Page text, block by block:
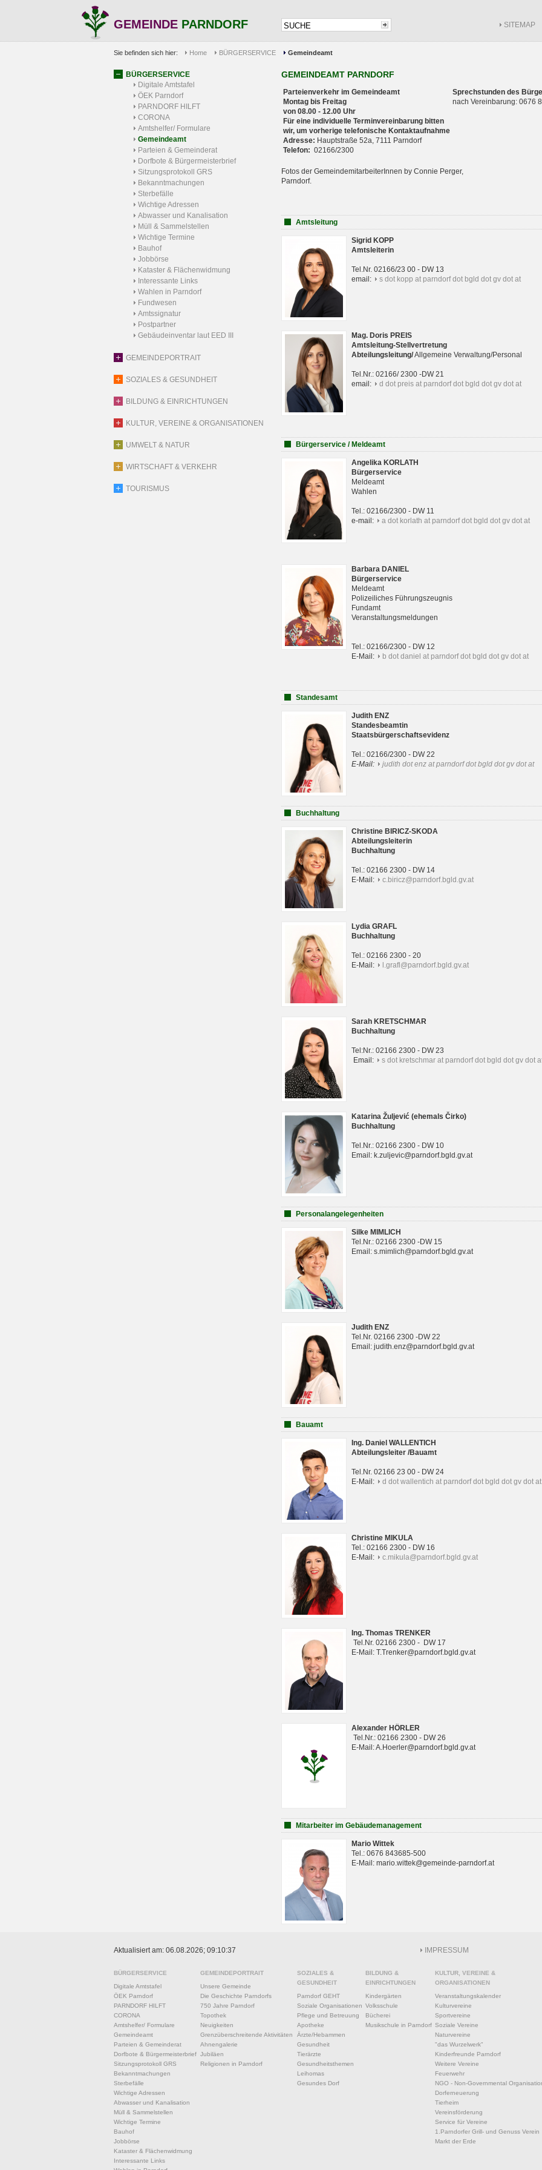
GEMEINDE PARNDORF SITEMAP
Sie befinden sich hier: Home BÜRGERSERVICE Gemeindeamt
BÜRGERSERVICE
Digitale Amtstafel
ÖEK Parndorf
PARNDORF HILFT
CORONA
Amtshelfer/ Formulare
Gemeindeamt
Parteien & Gemeinderat
Dorfbote & Bürgermeisterbrief
Sitzungsprotokoll GRS
Bekanntmachungen
Sterbefälle
Wichtige Adressen
Abwasser und Kanalisation
Müll & Sammelstellen
Wichtige Termine
Bauhof
Jobbörse
Kataster & Flächenwidmung
Interessante Links
Wahlen in Parndorf
Fundwesen
Amtssignatur
Postpartner
Gebäudeinventar laut EED III
GEMEINDEPORTRAIT
SOZIALES & GESUNDHEIT
BILDUNG & EINRICHTUNGEN
KULTUR, VEREINE & ORGANISATIONEN
UMWELT & NATUR
WIRTSCHAFT & VERKEHR
TOURISMUS
GEMEINDEAMT PARNDORF
Parteienverkehr im Gemeindeamt
Montag bis Freitag
von 08.00 - 12.00 Uhr
Für eine individuelle Terminvereinbarung bitten
wir, um vorherige telefonische Kontaktaufnahme
Adresse: Hauptstraße 52a, 7111 Parndorf
Telefon: 02166/2300
Sprechstunden des
nach Vereinbarung: 0676
Fotos der GemeindemitarbeiterInnen by Connie Perger,
Parndorf.
Amtsleitung
Sigrid KOPP
Amtsleiterin
Tel.Nr. 02166/23 00 - DW 13
email:
s dot kopp at parndorf dot bgld dot gv dot at
Mag. Doris PREIS
Amtsleitung-Stellvertretung
Abteilungsleitung/Allgemeine Verwaltung/Personal
Tel.Nr.: 02166/ 2300 -DW 21
email:
d dot preis at parndorf dot bgld dot gv dot at
Bürgerservice / Meldeamt
Angelika KORLATH
Bürgerservice
Meldeamt
Wahlen
Tel.: 02166/2300 - DW 11
e-mail:
a dot korlath at parndorf dot bgld dot gv dot at
Barbara DANIEL
Bürgerservice
Meldeamt
Polizeiliches Führungszeugnis
Fundamt
Veranstaltungsmeldungen
Tel.: 02166/2300 - DW 12
E-Mail:
b dot daniel at parndorf dot bgld dot gv dot at
Standesamt
Judith ENZ
Standesbeamtin
Staatsbürgerschaftsevidenz
Tel.: 02166/2300 - DW 22
E-Mail:
judith dot enz at parndorf dot bgld dot gv dot at
Buchhaltung
Christine BIRICZ-SKODA
Abteilungsleiterin
Buchhaltung
Tel.: 02166 2300 - DW 14
E-Mail:
c.biricz@parndorf.bgld.gv.at
Lydia GRAFL
Buchhaltung
Tel.: 02166 2300 - 20
E-Mail:
l.grafl@parndorf.bgld.gv.at
Sarah KRETSCHMAR
Buchhaltung
Tel:Nr.: 02166 2300 - DW 23
Email:
s dot kretschmar at parndorf dot bgld dot gv dot
Katarina Žuljević (ehemals Čirko)
Buchhaltung
Tel.Nr.: 02166 2300 - DW 10
Email: k.zuljevic@parndorf.bgld.gv.at
Personalangelegenheiten
Silke MIMLICH
Tel.Nr.: 02166 2300 -DW 15
Email: s.mimlich@parndorf.bgld.gv.at
Judith ENZ
Tel.Nr. 02166 2300 -DW 22
Email: judith.enz@parndorf.bgld.gv.at
Bauamt
Ing. Daniel WALLENTICH
Abteilungsleiter /Bauamt
Tel.Nr. 02166 23 00 - DW 24
E-Mail:
d dot wallentich at parndorf dot bgld dot gv dot at
Christine MIKULA
Tel.: 02166 2300 - DW 16
E-Mail:
c.mikula@parndorf.bgld.gv.at
Ing. Thomas TRENKER
Tel.Nr. 02166 2300 - DW 17
E-Mail: T.Trenker@parndorf.bgld.gv.at
Alexander HÖRLER
Tel.Nr.: 02166 2300 - DW 26
E-Mail: A.Hoerler@parndorf.bgld.gv.at
Mitarbeiter im Gebäudemanagement
Mario Wittek
Tel.: 0676 843685-500
E-Mail: mario.wittek@gemeinde-parndorf.at
Aktualisiert am: 06.08.2026; 09:10:37 IMPRESSUM
BÜRGERSERVICE
Digitale Amtstafel
ÖEK Parndorf
PARNDORF HILFT
CORONA
Amtshelfer/ Formulare
Gemeindeamt
Parteien & Gemeinderat
Dorfbote & Bürgermeisterbrief
Sitzungsprotokoll GRS
Bekanntmachungen
Sterbefälle
Wichtige Adressen
Abwasser und Kanalisation
Müll & Sammelstellen
Wichtige Termine
Bauhof
Jobbörse
Kataster & Flächenwidmung
Interessante Links
GEMEINDEPORTRAIT
Unsere Gemeinde
Die Geschichte Parndorfs
750 Jahre Parndorf
Topothek
Neuigkeiten
Grenzüberschreitende Aktivitäten
Ahnengalerie
Jubiläen
Religionen in Parndorf
SOZIALES &
GESUNDHEIT
Parndorf GEHT
Soziale Organisationen
Pflege und Betreuung
Apotheke
Ärzte/Hebammen
Gesundheit
Tierärzte
Gesundheitsthemen
Leihomas
Gesundes Dorf
BILDUNG &
EINRICHTUNGEN
Kindergärten
Volksschule
Bücherei
Musikschule in Parndorf
KULTUR, VEREINE &
ORGANISATIONEN
Veranstaltungskalender
Kulturvereine
Sportvereine
Soziale Vereine
Naturvereine
"das Wurzelwerk"
Kinderfreunde Parndorf
Weitere Vereine
Feuerwehr
NGO - Non-Governmental
Dorferneuerung
Tierheim
Vereinsförderung
Service für Vereine
1.Parndorfer Grill- und Genuss Verein
Markt der Erde